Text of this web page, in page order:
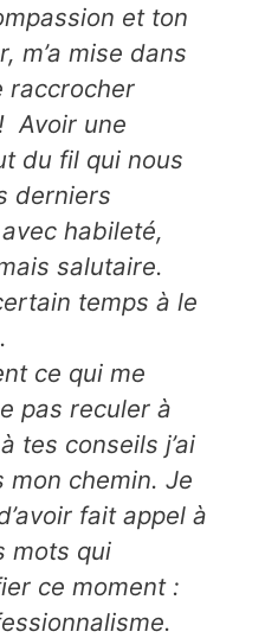
et ton
m’a mise dans
raccrocher
Avoir une
du fil qui nous
derniers
habileté,
salutaire.
temps à le
ce qui me
pas reculer à
tes conseils j’ai
mon chemin. Je
fait appel à
mots qui
ce moment :